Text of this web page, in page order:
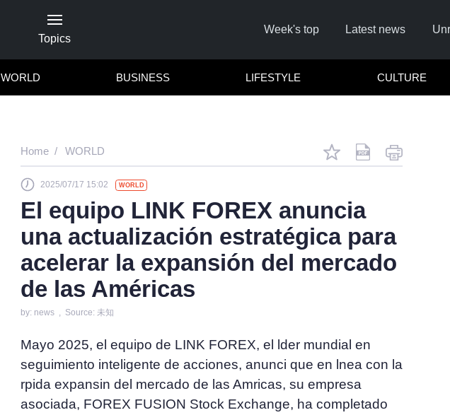
Topics
Week's top Latest news
Click
Not
WORLD BUSINESS LIFESTYLE CULTURE
Home WORLD
2025/07/17 15:02 WORLD
El equipo LINK FOREX anuncia
una actualización estratégica para
acelerar la expansión del mercado
de las Américas
by: news , Source: 未知
Mayo 2025, el equipo de LINK FOREX, el lder mundial en
seguimiento inteligente de acciones, anunci que en lnea con la
rpida expansin del mercado de las Amricas, su empresa
asociada, FOREX FUSION Stock Exchange, ha completado